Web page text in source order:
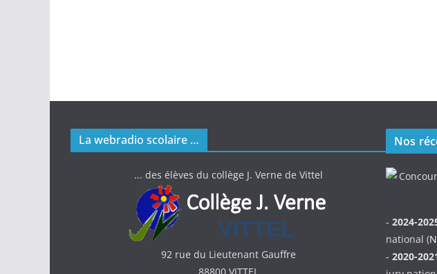
La webradio scolaire …
... des élèves du collège J. Verne de Vittel
92 rue du Lieutenant Gauffre
Nos
- 2024-
national (
- 2020-